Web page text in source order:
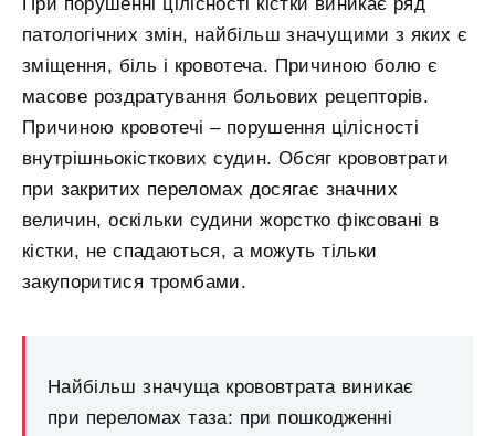
патологічних змін, найбільш значущими з яких є
зміщення, біль і кровотеча. Причиною болю є
масове роздратування больових рецепторів.
Причиною кровотечі – порушення цілісності
внутрішньокісткових судин. Обсяг крововтрати
при закритих переломах досягає значних
величин, оскільки судини жорстко фіксовані в
кістки, не спадаються, а можуть тільки
закупоритися тромбами.
Найбільш значуща крововтрата виникає
при переломах таза: при пошкодженні